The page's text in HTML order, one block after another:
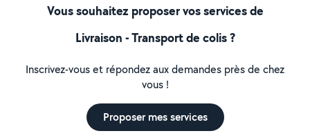
Vous souhaitez proposer vos services de
Livraison - Transport de colis ?
Inscrivez-vous et répondez aux demandes près de chez
vous !
Proposer mes services